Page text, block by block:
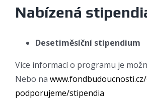
Nabízená
Desetiměsíční stipendium
Více informací o programu je
Nebo na
podporujeme/stipendia